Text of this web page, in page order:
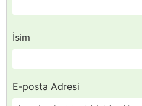
İsim
E-posta Adresi